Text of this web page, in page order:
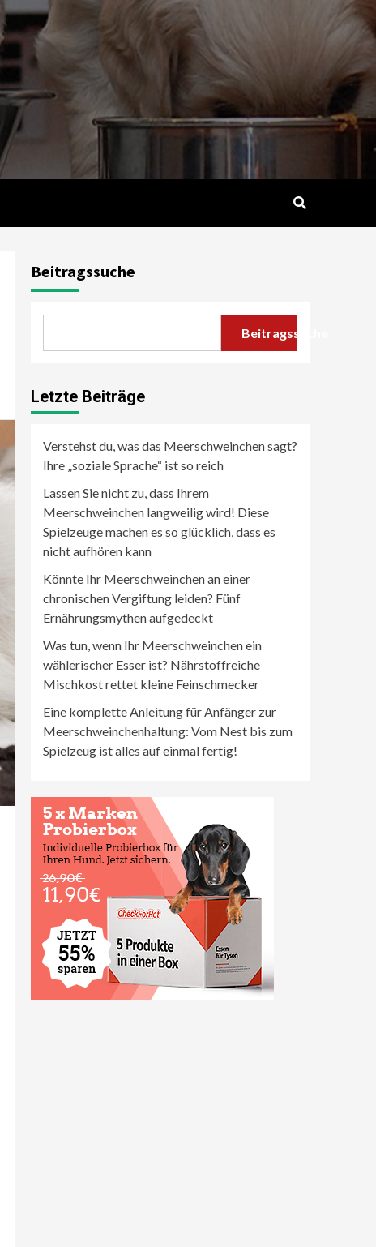
Beitragssuche
Beitragssuche
Letzte Beiträge
Verstehst du, was das Meerschweinchen sagt?
Ihre „soziale Sprache“ ist so reich
Lassen Sie nicht zu, dass Ihrem
Meerschweinchen langweilig wird! Diese
Spielzeuge machen es so glücklich, dass es
nicht aufhören kann
Könnte Ihr Meerschweinchen an einer
chronischen Vergiftung leiden? Fünf
Ernährungsmythen aufgedeckt
Was tun, wenn Ihr Meerschweinchen ein
wählerischer Esser ist? Nährstoffreiche
Mischkost rettet kleine Feinschmecker
Eine komplette Anleitung für Anfänger zur
Meerschweinchenhaltung: Vom Nest bis zum
Spielzeug ist alles auf einmal fertig!